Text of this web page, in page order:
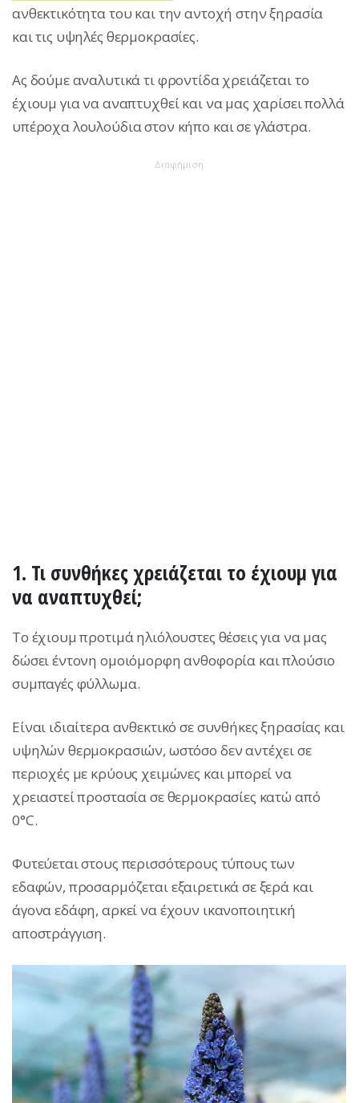
ανθεκτικότητα του και την αντοχή στην ξηρασία
και τις υψηλές θερμοκρασίες.
Ας δούμε αναλυτικά τι φροντίδα χρειάζεται το
έχιουμ για να αναπτυχθεί και να μας χαρίσει πολλά
υπέροχα λουλούδια στον κήπο και σε γλάστρα.
Διαφήμιση
1. Τι συνθήκες χρειάζεται το έχιουμ για
να αναπτυχθεί;
Το έχιουμ προτιμά ηλιόλουστες θέσεις για να μας
δώσει έντονη ομοιόμορφη ανθοφορία και πλούσιο
συμπαγές φύλλωμα.
Είναι ιδιαίτερα ανθεκτικό σε συνθήκες ξηρασίας και
υψηλών θερμοκρασιών, ωστόσο δεν αντέχει σε
περιοχές με κρύους χειμώνες και μπορεί να
χρειαστεί προστασία σε θερμοκρασίες κατώ από
0°C.
Φυτεύεται στους περισσότερους τύπους των
εδαφών, προσαρμόζεται εξαιρετικά σε ξερά και
άγονα εδάφη, αρκεί να έχουν ικανοποιητική
αποστράγγιση.